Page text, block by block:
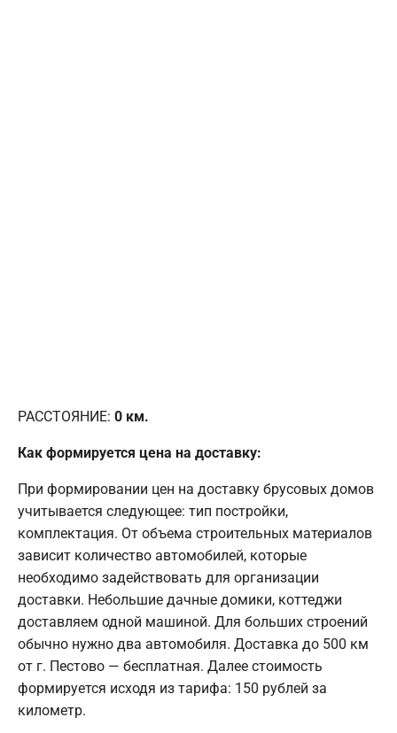
РАССТОЯНИЕ: 0 км.
Как формируется цена на доставку:
При формировании цен на доставку брусовых домов
учитывается следующее: тип постройки,
комплектация. От объема строительных материалов
зависит количество автомобилей, которые
необходимо задействовать для организации
доставки. Небольшие дачные домики, коттеджи
доставляем одной машиной. Для больших строений
обычно нужно два автомобиля. Доставка до 500 км
от г. Пестово — бесплатная. Далее стоимость
формируется исходя из тарифа: 150 рублей за
километр.